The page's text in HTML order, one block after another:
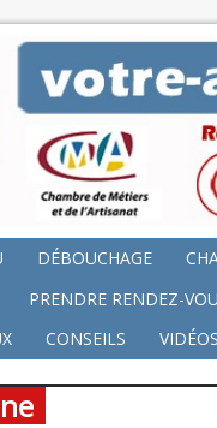
DÉBOUCHAGE
PRENDRE RENDEZ-
CONSEILS VIDÉOS